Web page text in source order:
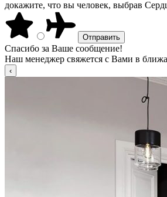
докажите, что вы человек, выбрав
Спасибо за Ваше сообщение!
Наш менеджер свяжется с Вами в